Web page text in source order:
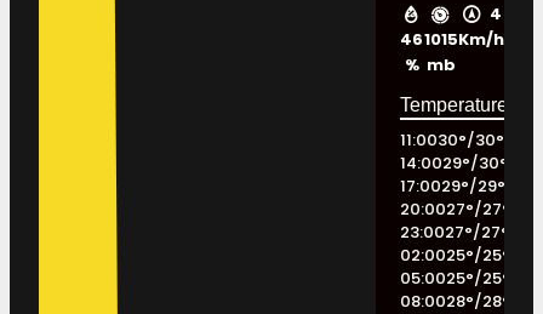
46
%
1015
mb
4
Km/h
11:0030°/30°
14:0029°/30°
17:0029°/29°
20:0027°/27°
23:0027°/27°
02:0025°/25°
05:0025°/25°
08:0028°/28°